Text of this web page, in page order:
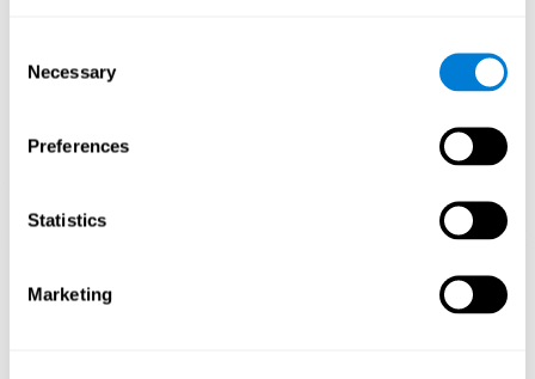
Selection
Necessary
Preferences
Statistics
Marketing
O que acontece quando eu não treino